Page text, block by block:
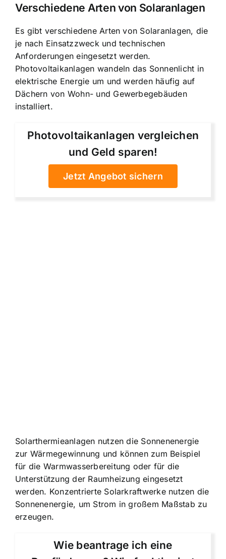
Verschiedene Arten von Solaranlagen
Es gibt verschiedene Arten von Solaranlagen, die
je nach Einsatzzweck und technischen
Anforderungen eingesetzt werden.
Photovoltaikanlagen wandeln das Sonnenlicht in
elektrische Energie um und werden häufig auf
Dächern von Wohn- und Gewerbegebäuden
installiert.
Photovoltaikanlagen vergleichen
und Geld sparen!
Jetzt Angebot sichern
Solarthermieanlagen nutzen die Sonnenenergie
zur Wärmegewinnung und können zum Beispiel
für die Warmwasserbereitung oder für die
Unterstützung der Raumheizung eingesetzt
werden. Konzentrierte Solarkraftwerke nutzen die
Sonnenenergie, um Strom in großem Maßstab zu
erzeugen.
Wie beantrage ich eine